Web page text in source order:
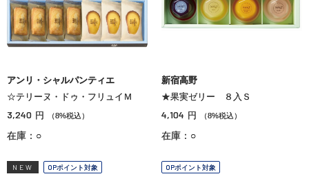
アンリ・シャルパンティエ
☆テリーヌ・ドゥ・フリュイＭ
3,240 円 （8%税込）
在庫：○
NEW OPポイント対象
新宿高野
★果実ゼリー ８入Ｓ
4,104 円 （8%税込）
在庫：○
OPポイント対象